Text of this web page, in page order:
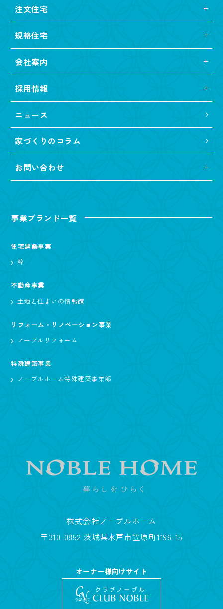
注文住宅
規格住宅
会社案内
採用情報
ニュース
家づくりのコラム
お問い合わせ
事業ブランド一覧
住宅建築事業
粋
不動産事業
土地と住まいの情報館
リフォーム・リノベーション事業
ノーブルリフォーム
特殊建築事業
ノーブルホーム特殊建築事業部
株式会社ノーブルホーム
〒310-0852 茨城県水戸市笠原町1196-15
オーナー様向けサイト